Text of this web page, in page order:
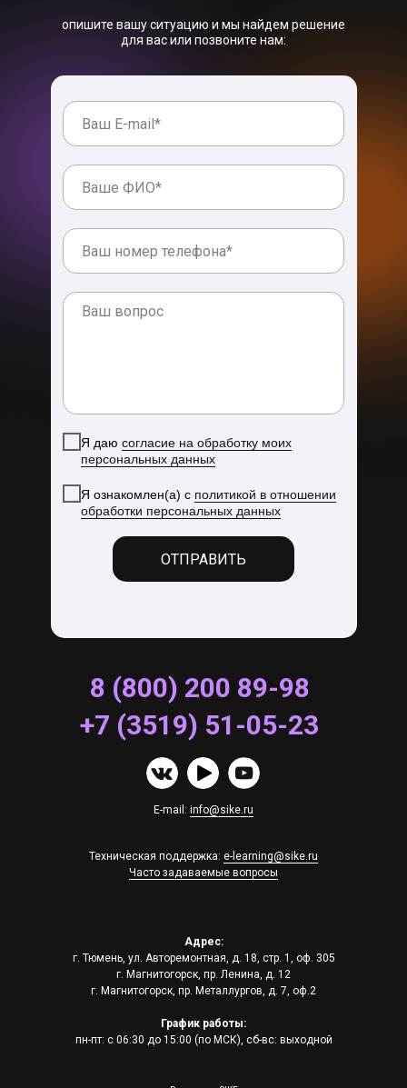
Я даю согласие на обработку моих
персональных данных
Я ознакомлен(а) с политикой в отношении
обработки персональных данных
ОТПРАВИТЬ
8 (800) 200 89-98
+7 (3519) 51-05-23
E-mail: info@sike.ru
опишите вашу ситуацию и мы найдем решение
для вас или позвоните нам:
Адрес:
г. Тюмень, ул. Авторемонтная, д. 18, стр. 1, оф. 305
г. Магнитогорск, пр. Ленина, д. 12
г. Магнитогорск, пр. Металлургов, д. 7, оф.2
График работы:
пн-пт: с 06:30 до 15:00 (по МСК), сб-вс: выходной
Техническая поддержка: e-learning@sike.ru
Часто задаваемые вопросы